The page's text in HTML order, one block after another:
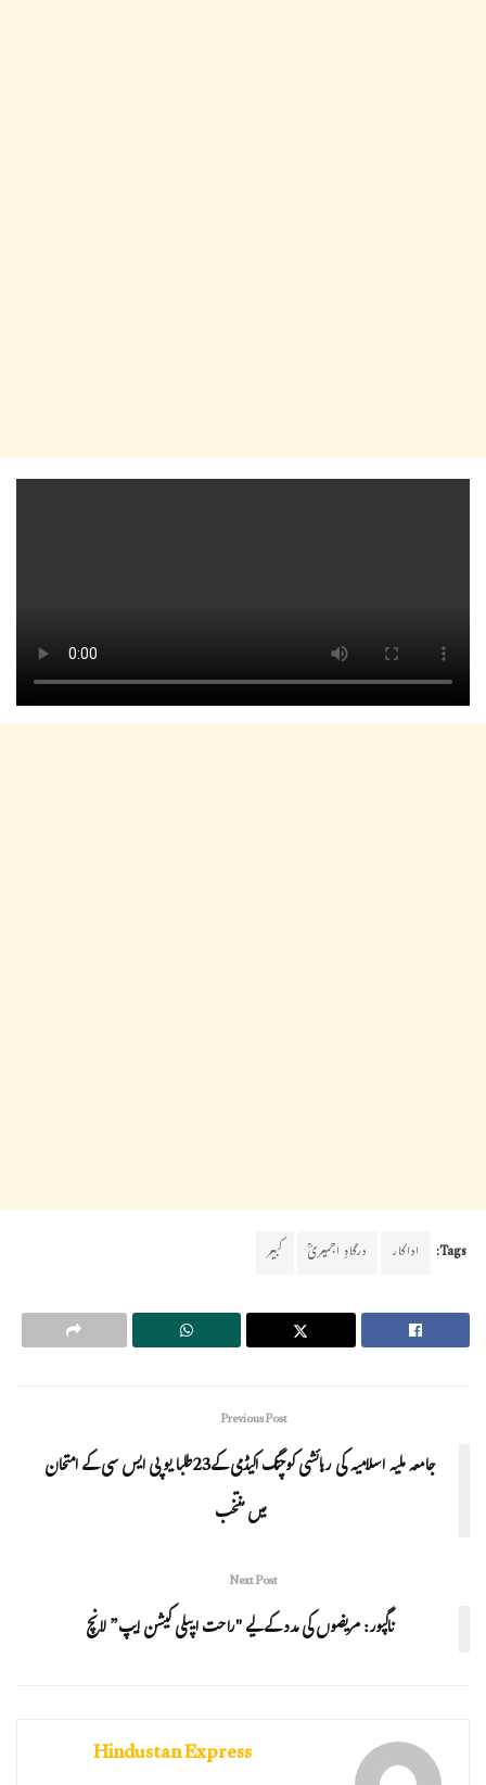
Tags: اداکار درگاہِ اجمیریؒ کبیر
Previous Post
جامعہ ملیہ اسلامیہ کی رہائشی کوچنگ اکیڈمی کے23طلبا یو پی ایس سی کے امتحان
میں منتخب
Next Post
ناگپور: مریضوں کی مدد کے لیے "راحت ایپلی کیشن ایپ” لانچ
Hindustan Express